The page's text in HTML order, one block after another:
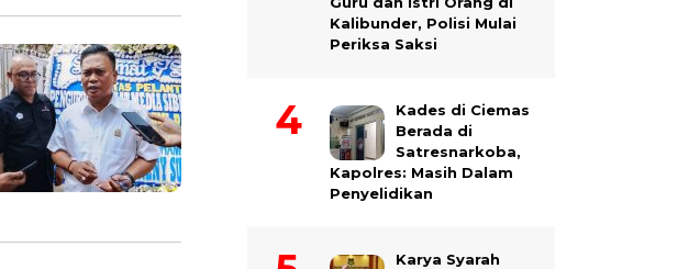
Kalibunder, Polisi Mulai
Periksa Saksi
Kades di Ciemas
Berada di
Satresnarkoba,
Kapolres: Masih Dalam
Penyelidikan
Karya Syarah